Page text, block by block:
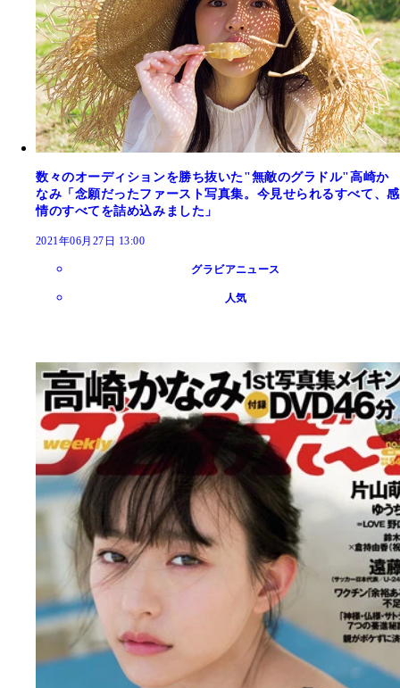
数々のオーディションを勝ち抜いた"無敵のグラドル"高崎か
なみ「念願だったファースト写真集。今見せられるすべて、感
情のすべてを詰め込みました」
2021年06月27日 13:00
グラビアニュース
人気